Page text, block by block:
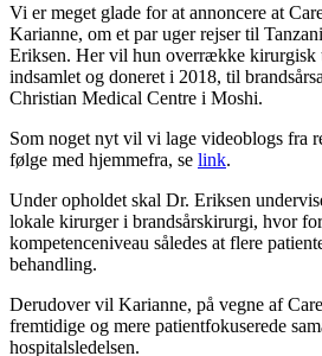
Vi er meget glade for at annoncere at
Karianne, om et par uger rejser til
Eriksen. Her vil hun overrække kirurgisk
indsamlet og doneret i 2018, til
Christian Medical Centre i Moshi.
Som noget nyt vil vi lage videoblogs fra
følge med hjemmefra, se link.
Under opholdet skal Dr. Eriksen
lokale kirurger i brandsårskirurgi, hvor
kompetenceniveau således at flere
behandling.
Derudover vil Karianne, på vegne af
fremtidige og mere patientfokuserede
hospitalsledelsen.